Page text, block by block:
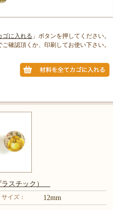
ゴに入れる 」ボタンを押してください。
確認頂くか、印刷してお使い下さい。
ラスチック）
サイズ： 12mm